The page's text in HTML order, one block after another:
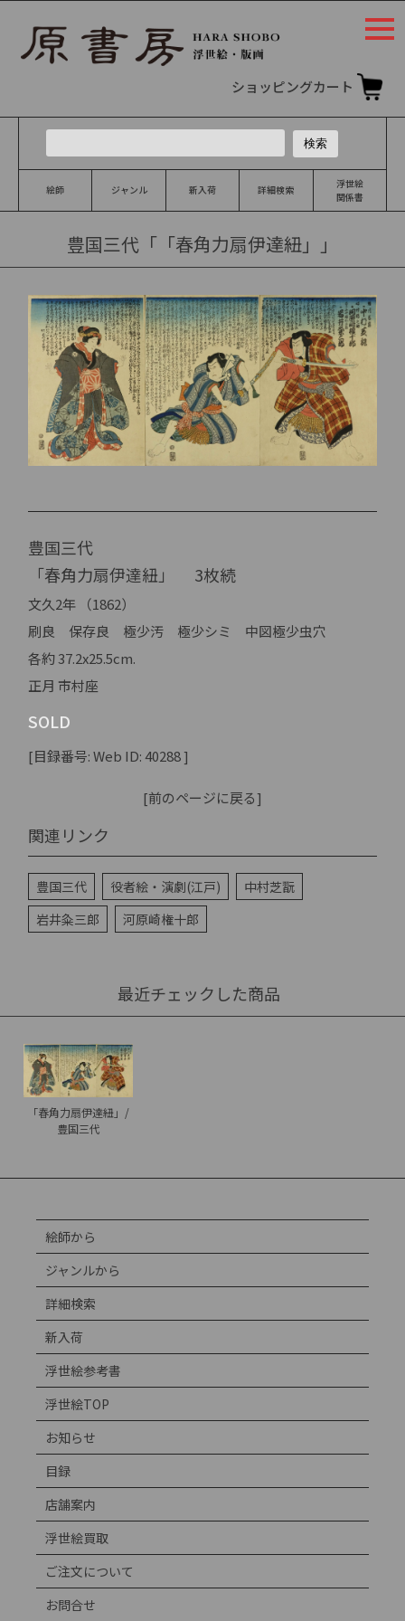
ショッピングカート
絵師 ジャンル 新入荷 詳細検索
浮世絵
関係書
豊国三代「「春角力扇伊達紐」」
豊国三代
「春角力扇伊達紐」 3枚続
文久2年 （1862）
刷良 保存良 極少汚 極少シミ 中図極少虫穴
各約 37.2x25.5cm.
正月 市村座
SOLD
[目録番号: Web ID: 40288 ]
[前のページに戻る]
関連リンク
豊国三代 役者絵・演劇(江戸)
中村芝翫
岩井粂三郎
河原崎権十郎
最近チェックした商品
「春角力扇伊達紐」/
豊国三代
絵師から
ジャンルから
詳細検索
新入荷
浮世絵参考書
浮世絵TOP
お知らせ
目録
店舗案内
浮世絵買取
ご注文について
お問合せ